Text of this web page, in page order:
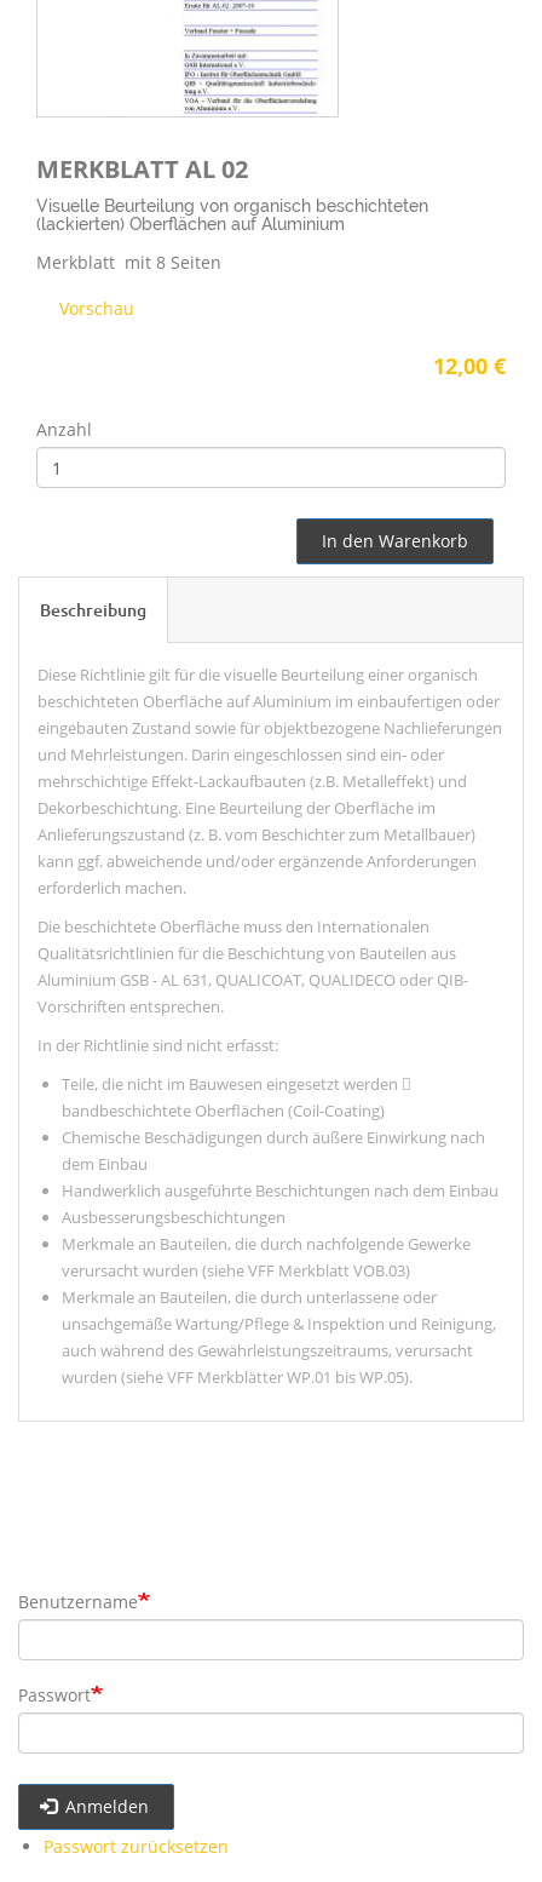
MERKBLATT AL 02
Visuelle Beurteilung von organisch beschichteten
(lackierten) Oberflächen auf Aluminium
Merkblatt mit 8 Seiten
Vorschau
12,00 €
Anzahl
In den Warenkorb
Beschreibung
Diese Richtlinie gilt für die visuelle Beurteilung einer organisch
beschichteten Oberfläche auf Aluminium im einbaufertigen oder
eingebauten Zustand sowie für objektbezogene Nachlieferungen
und Mehrleistungen. Darin eingeschlossen sind ein- oder
mehrschichtige Effekt-Lackaufbauten (z.B. Metalleffekt) und
Dekorbeschichtung. Eine Beurteilung der Oberfläche im
Anlieferungszustand (z. B. vom Beschichter zum Metallbauer)
kann ggf. abweichende und/oder ergänzende Anforderungen
erforderlich machen.
Die beschichtete Oberfläche muss den Internationalen
Qualitätsrichtlinien für die Beschichtung von Bauteilen aus
Aluminium GSB - AL 631, QUALICOAT, QUALIDECO oder QIB-
Vorschriften entsprechen.
In der Richtlinie sind nicht erfasst:
Teile, die nicht im Bauwesen eingesetzt werden 
bandbeschichtete Oberflächen (Coil-Coating)
Chemische Beschädigungen durch äußere Einwirkung nach
dem Einbau
Handwerklich ausgeführte Beschichtungen nach dem Einbau
Ausbesserungsbeschichtungen
Merkmale an Bauteilen, die durch nachfolgende Gewerke
verursacht wurden (siehe VFF Merkblatt VOB.03)
Merkmale an Bauteilen, die durch unterlassene oder
unsachgemäße Wartung/Pflege & Inspektion und Reinigung,
auch während des Gewährleistungszeitraums, verursacht
wurden (siehe VFF Merkblätter WP.01 bis WP.05).
Benutzername
Passwort
Anmelden
Passwort zurücksetzen